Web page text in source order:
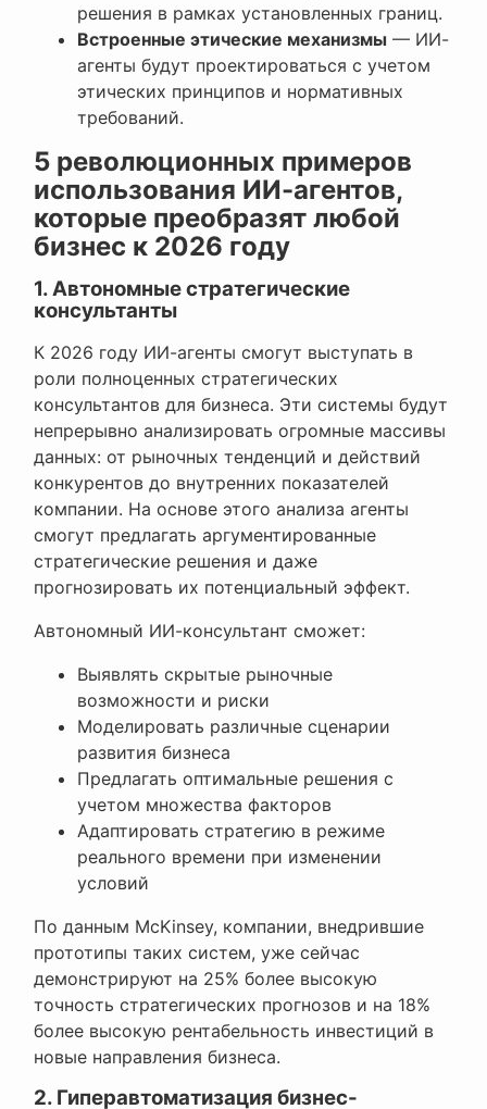
решения в рамках установленных границ.
Встроенные этические механизмы — ИИ-
агенты будут проектироваться с учетом
этических принципов и нормативных
требований.
5 революционных примеров
использования ИИ-агентов,
которые преобразят любой
бизнес к 2026 году
1. Автономные стратегические
консультанты
К 2026 году ИИ-агенты смогут выступать в
роли полноценных стратегических
консультантов для бизнеса. Эти системы будут
непрерывно анализировать огромные массивы
данных: от рыночных тенденций и действий
конкурентов до внутренних показателей
компании. На основе этого анализа агенты
смогут предлагать аргументированные
стратегические решения и даже
прогнозировать их потенциальный эффект.
Автономный ИИ-консультант сможет:
Выявлять скрытые рыночные
возможности и риски
Моделировать различные сценарии
развития бизнеса
Предлагать оптимальные решения с
учетом множества факторов
Адаптировать стратегию в режиме
реального времени при изменении
условий
По данным McKinsey, компании, внедрившие
прототипы таких систем, уже сейчас
демонстрируют на 25% более высокую
точность стратегических прогнозов и на 18%
более высокую рентабельность инвестиций в
новые направления бизнеса.
2. Гиперавтоматизация бизнес-